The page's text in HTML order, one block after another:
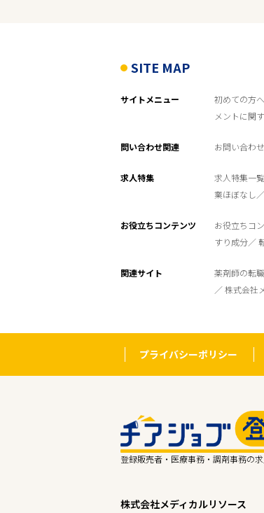
SITE MAP
サイトメニュー 初めての方へ
メントに関
問い合わせ関連 お問い合わ
求人特集 求人特集一覧
業ほぼなし
お役立ちコンテンツ お役立ちコ
すり成分
関連サイト 薬剤師の転
株式会社
プライバシーポリシー
登録販売者・医療事務・調剤事務の
株式会社メディカルリソース